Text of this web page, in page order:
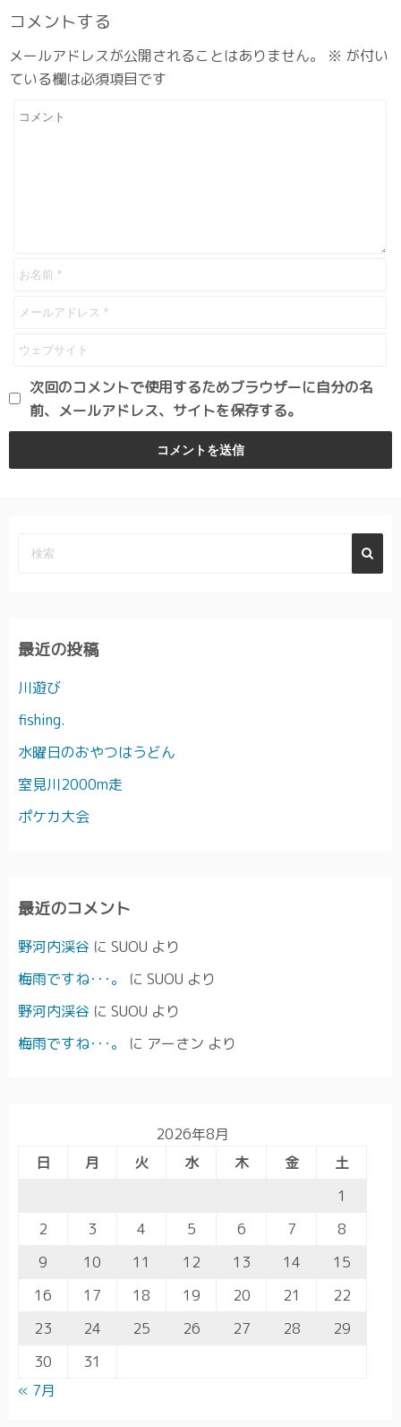
コメントする
メールアドレスが公開されることはありません。 ※ が付い
ている欄は必須項目です
次回のコメントで使用するためブラウザーに自分の名
前、メールアドレス、サイトを保存する。
最近の投稿
川遊び
fishing.
水曜日のおやつはうどん
室見川2000m走
ポケカ大会
最近のコメント
野河内渓谷 に SUOU より
梅雨ですね･･･。
に SUOU より
野河内渓谷 に SUOU より
梅雨ですね･･･。
に アーさン より
2026年8月
日
月 火 水 木 金
土
1
2
3 4 5 6 7
8
9
10 11 12 13 14
15
16
17 18 19 20 21
22
23
24 25 26 27 28
29
30
31
« 7月